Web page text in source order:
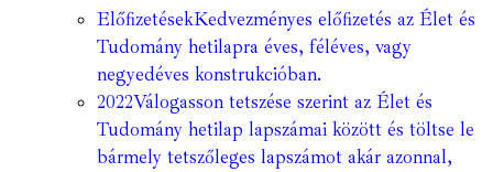
ElőfizetésekKedvezményes előfizetés az Élet és
Tudomány hetilapra éves, féléves, vagy
negyedéves konstrukcióban.
2022Válogasson tetszése szerint az Élet és
Tudomány hetilap lapszámai között és töltse le
bármely tetszőleges lapszámot akár azonnal,